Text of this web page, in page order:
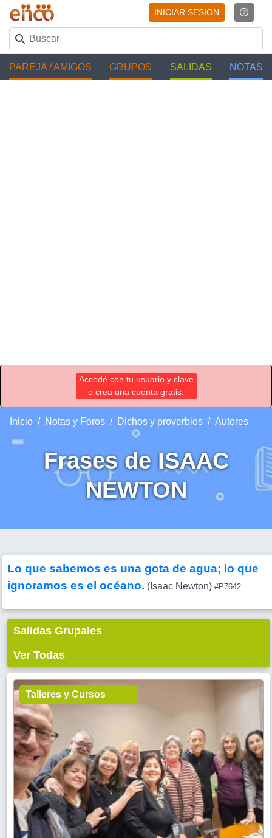
INICIAR SESION
PAREJA / AMIGOS GRUPOS SALIDAS NOTAS
Accedé con tu usuario y clave
o crea una cuenta gratis.
Inicio Notas y Foros Dichos y proverbios Autores
Frases de ISAAC
NEWTON
Lo que sabemos es una gota de agua; lo que
ignoramos es el océano. (Isaac Newton) #P7642
Salidas Grupales
Ver Todas
Talleres y Cursos